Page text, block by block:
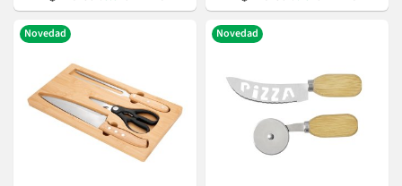
Novedad Novedad